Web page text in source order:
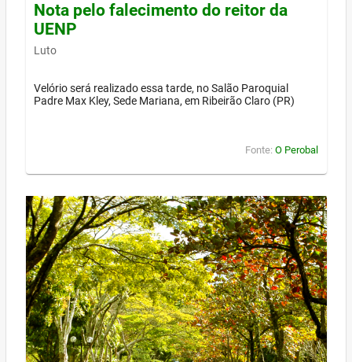
Nota pelo falecimento do reitor da
UENP
Luto
Velório será realizado essa tarde, no Salão Paroquial
Padre Max Kley, Sede Mariana, em Ribeirão Claro (PR)
Fonte: O Perobal